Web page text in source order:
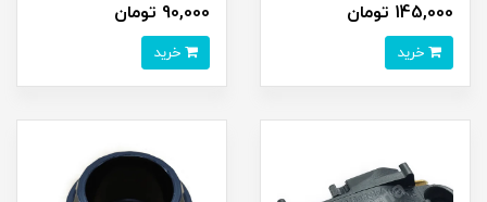
145,000 تومان
90,000 تومان